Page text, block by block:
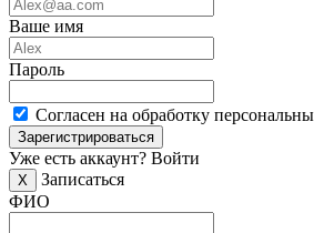
Ваше имя
Пароль
Согласен на обработку
Зарегистрироваться
Уже есть аккаунт? Войти
X
Записаться
ФИО